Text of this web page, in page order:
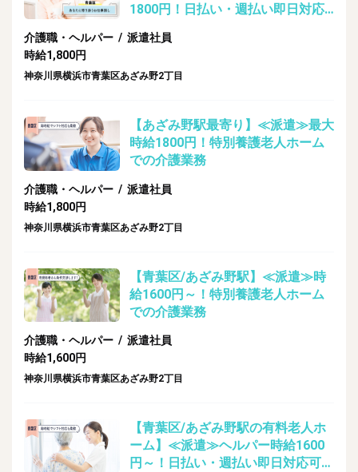
1800円！日払い・週払い即日対応
介護職・ヘルパー / 派遣社員
時給1,800円
神奈川県横浜市青葉区あざみ野2丁目
【あざみ野駅最寄り】≪派遣≫最大
時給1800円！特別養護老人ホーム
での介護業務
介護職・ヘルパー / 派遣社員
時給1,800円
神奈川県横浜市青葉区あざみ野2丁目
【青葉区/あざみ野駅】≪派遣≫時
給1600円～！特別養護老人ホーム
での介護業務
介護職・ヘルパー / 派遣社員
時給1,600円
神奈川県横浜市青葉区あざみ野2丁目
【青葉区/あざみ野駅の有料老人ホ
ーム】≪派遣≫ヘルパー時給1600
円～！日払い・週払い即日対応可